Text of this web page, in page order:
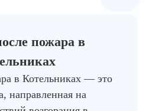
пожара в
в Котельниках — это
направленная на